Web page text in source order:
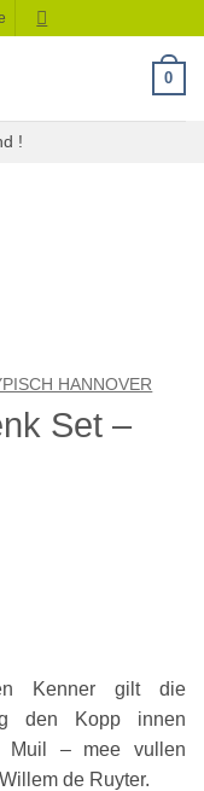
0
!
HANNOVER
Set –
Kenner gilt die
den Kopp innen
Muil – mee vullen
de Ruyter.